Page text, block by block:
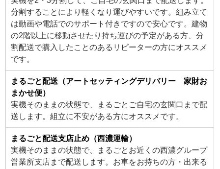
分割することにより軽くなり運びやすいです。組み立て
は動画や電話でのサポート付きですので安心です。建物
の2階以上に移動させたり持ち運びの予定がある方、分
割配送で購入したことのあるリピーターの方にオススメ
です。
まるごと配送（アートセッティングデリバリー 家財お
まかせ便）
実機そのままの状態で、まるごとご自宅の玄関口まで配
送します。組立に不安がある方にオススメです。
まるごと配送支店止め（西濃運輸）
実機そのままの状態で、まるごとお近くの西濃グループ
営業所支店まで配送します。お車をお持ちの方・出来る